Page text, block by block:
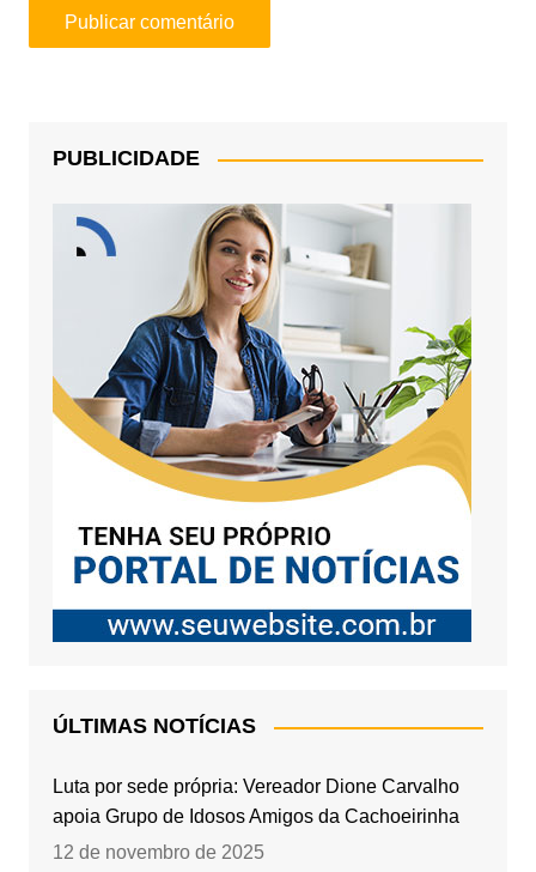
PUBLICIDADE
ÚLTIMAS NOTÍCIAS
Luta por sede própria: Vereador Dione Carvalho
apoia Grupo de Idosos Amigos da Cachoeirinha
12 de novembro de 2025